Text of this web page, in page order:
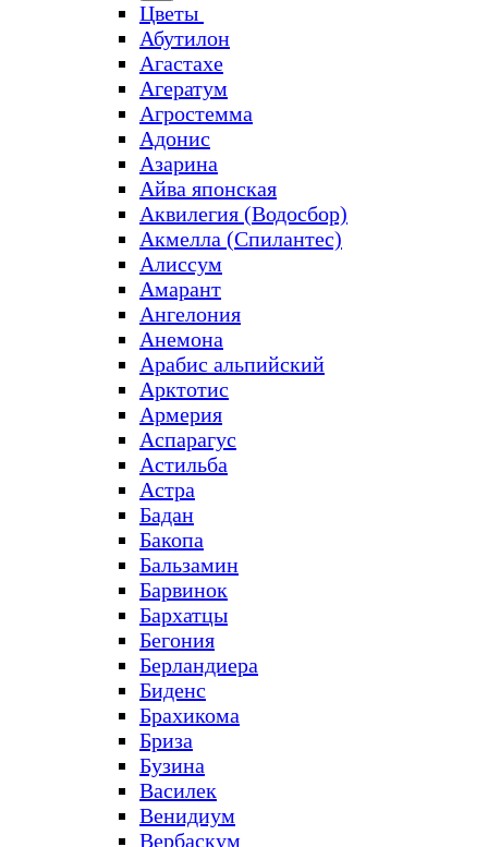
Цветы
Абутилон
Агастахе
Агератум
Агростемма
Адонис
Азарина
Айва японская
Аквилегия (Водосбор)
Акмелла (Спилантес)
Алиссум
Амарант
Ангелония
Анемона
Арабис альпийский
Арктотис
Армерия
Аспарагус
Астильба
Астра
Бадан
Бакопа
Бальзамин
Барвинок
Бархатцы
Бегония
Берландиера
Биденс
Брахикома
Бриза
Бузина
Василек
Венидиум
Вербаскум